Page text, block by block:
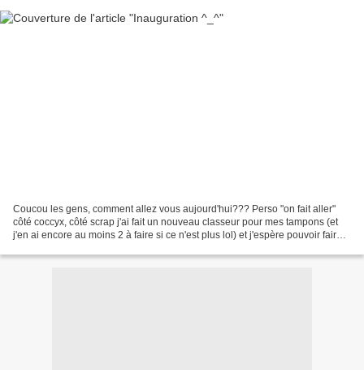
Coucou les gens, comment allez vous aujourd'hui??? Perso "on fait aller"
côté coccyx, côté scrap j'ai fait un nouveau classeur pour mes tampons (et
j'en ai encore au moins 2 à faire si ce n'est plus lol) et j'espère pouvoir faire